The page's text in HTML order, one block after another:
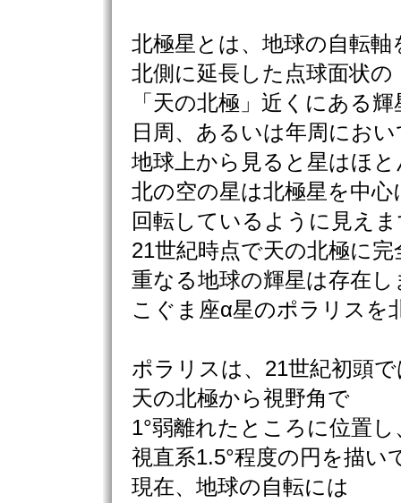
北極星とは、地球の自転軸
北側に延長した点球面状の
「天の北極」近くにある
日周、あるいは年周にお
地球上から見ると星はほ
北の空の星は北極星を中心
回転しているように見え
21世紀時点で天の北極に完
重なる地球の輝星は存在
こぐま座α星のポラリスを
ポラリスは、21世紀初頭
天の北極から視野角で
1°弱離れたところに位置し
視直系1.5°程度の円を描い
現在、地球の自転には